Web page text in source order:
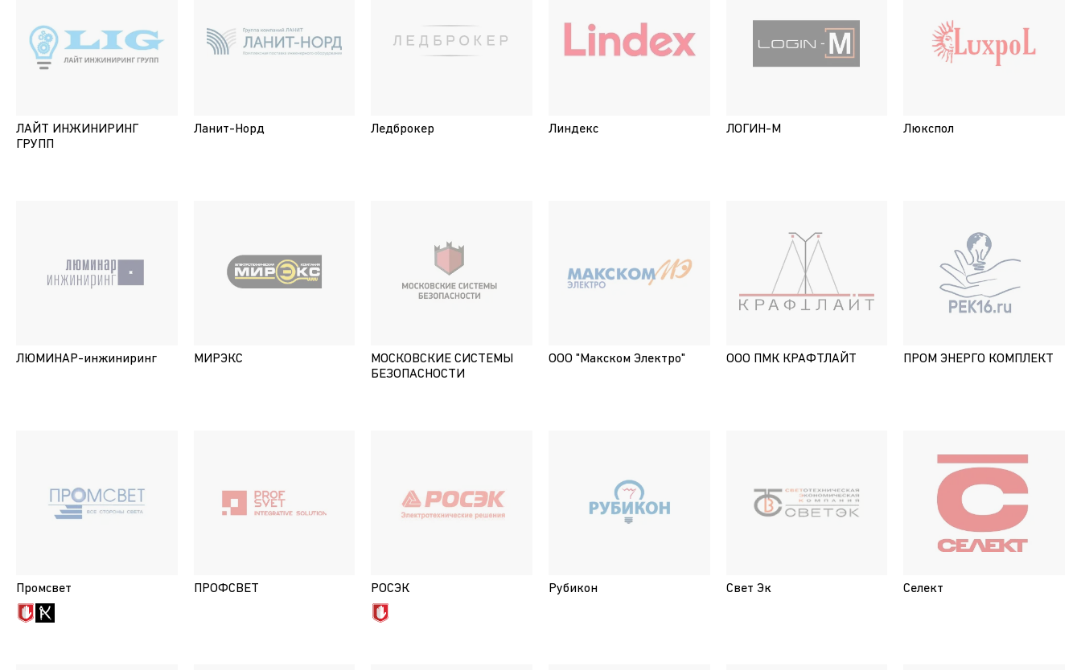
ЛАЙТ ИНЖИНИРИНГ
ГРУПП
Ланит-Норд Ледброкер Линдекс ЛОГИН-М Люкспол
ЛЮМИНАР-инжиниринг МИРЭКС
МОСКОВСКИЕ СИСТЕМЫ
БЕЗОПАСНОСТИ
ООО "Макском Электро" ООО ПМК КРАФТЛАЙТ ПРОМ ЭНЕРГО КОМПЛЕКТ
Промсвет ПРОФСВЕТ РОСЭК Рубикон Свет Эк Селект